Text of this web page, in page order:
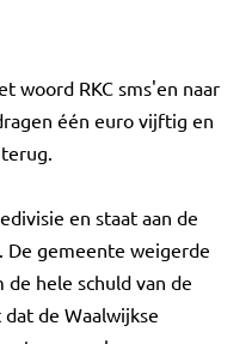
woord RKC sms'en naar
één euro vijftig en
en staat aan de
De gemeente weigerde
hele schuld van de
de Waalwijkse